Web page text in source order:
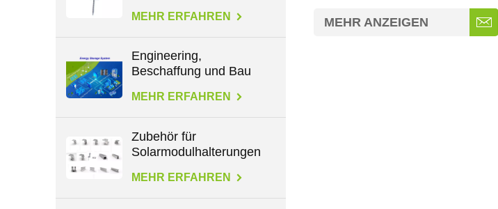
MEHR ANZEIGEN
MEHR ERFAHREN
Engineering,
Beschaffung und Bau
MEHR ERFAHREN
Zubehör für
Solarmodulhalterungen
MEHR ERFAHREN